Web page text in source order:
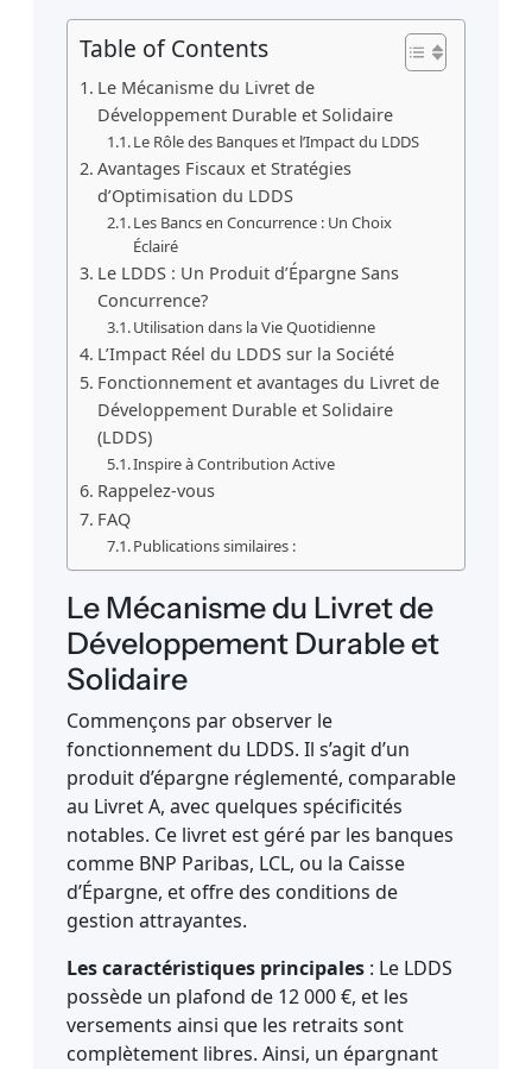
Table of Contents
Le Mécanisme du Livret de
Développement Durable et Solidaire
Le Rôle des Banques et l’Impact du LDDS
Avantages Fiscaux et Stratégies
d’Optimisation du LDDS
Les Bancs en Concurrence : Un Choix
Éclairé
Le LDDS : Un Produit d’Épargne Sans
Concurrence?
Utilisation dans la Vie Quotidienne
L’Impact Réel du LDDS sur la Société
Fonctionnement et avantages du Livret de
Développement Durable et Solidaire
(LDDS)
Inspire à Contribution Active
Rappelez-vous
FAQ
Publications similaires :
Le Mécanisme du Livret de
Développement Durable et
Solidaire
Commençons par observer le
fonctionnement du LDDS. Il s’agit d’un
produit d’épargne réglementé, comparable
au Livret A, avec quelques spécificités
notables. Ce livret est géré par les banques
comme BNP Paribas, LCL, ou la Caisse
d’Épargne, et offre des conditions de
gestion attrayantes.
Les caractéristiques principales : Le LDDS
possède un plafond de 12 000 €, et les
versements ainsi que les retraits sont
complètement libres. Ainsi, un épargnant